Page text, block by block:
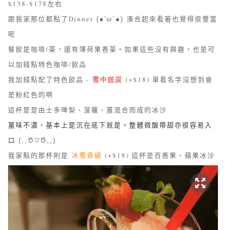
$138-$178左右
跟我家那位都點了Dinner (●′ω`●) 湊合起來看著也覺得很豐富
呢
餐飲是咖啡/茶，還有薄荷果香茶。如果這些沒有興趣，也是可
以加錢點特色咖啡/飲品
我加錢點配了特色飲品 - 雪中送炭 (+$18) 單看名字沒想到會
是粉紅色的啊
這杯是是由士多啤梨、菠蘿、薑混合而成的冰沙
薑味不濃，基本上是沉在底下就是。整體微酸帶甜亦很容易入
口 (,,Ծ▽Ծ,,)
我家點的那杯則是 冰雪奇緣 (+$18) 這杯是百香果、蘋果冰沙